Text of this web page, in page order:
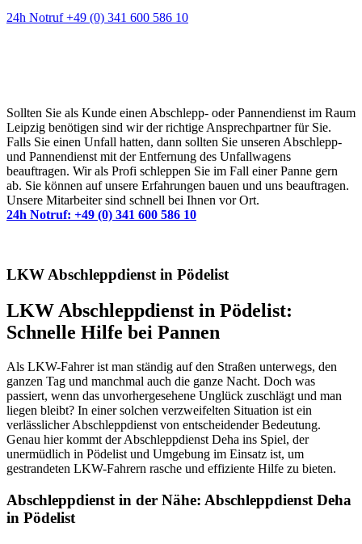
24h Notruf +49 (0) 341 600 586 10
Sollten Sie als Kunde einen Abschlepp- oder Pannendienst im Raum
Leipzig benötigen sind wir der richtige Ansprechpartner für Sie.
Falls Sie einen Unfall hatten, dann sollten Sie unseren Abschlepp-
und Pannendienst mit der Entfernung des Unfallwagens
beauftragen. Wir als Profi schleppen Sie im Fall einer Panne gern
ab. Sie können auf unsere Erfahrungen bauen und uns beauftragen.
Unsere Mitarbeiter sind schnell bei Ihnen vor Ort.
24h Notruf: +49 (0) 341 600 586 10
LKW Abschleppdienst in Pödelist
LKW Abschleppdienst in Pödelist:
Schnelle Hilfe bei Pannen
Als LKW-Fahrer ist man ständig auf den Straßen unterwegs, den
ganzen Tag und manchmal auch die ganze Nacht. Doch was
passiert, wenn das unvorhergesehene Unglück zuschlägt und man
liegen bleibt? In einer solchen verzweifelten Situation ist ein
verlässlicher Abschleppdienst von entscheidender Bedeutung.
Genau hier kommt der Abschleppdienst Deha ins Spiel, der
unermüdlich in Pödelist und Umgebung im Einsatz ist, um
gestrandeten LKW-Fahrern rasche und effiziente Hilfe zu bieten.
Abschleppdienst in der Nähe: Abschleppdienst Deha
in Pödelist